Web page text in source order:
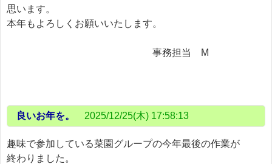
思います。
本年もよろしくお願いいたします。
事務担当 M
良いお年を。 2025/12/25(木) 17:58:13
趣味で参加している菜園グループの今年最後の作業が
終わりました。